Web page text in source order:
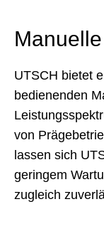
UTSCH bietet
bedienenden
von
lassen sich
geringem
zugleich